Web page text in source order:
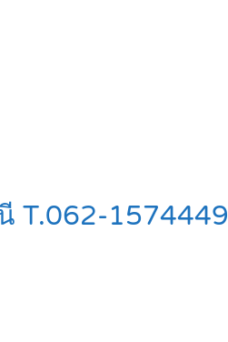
T.062-1574449